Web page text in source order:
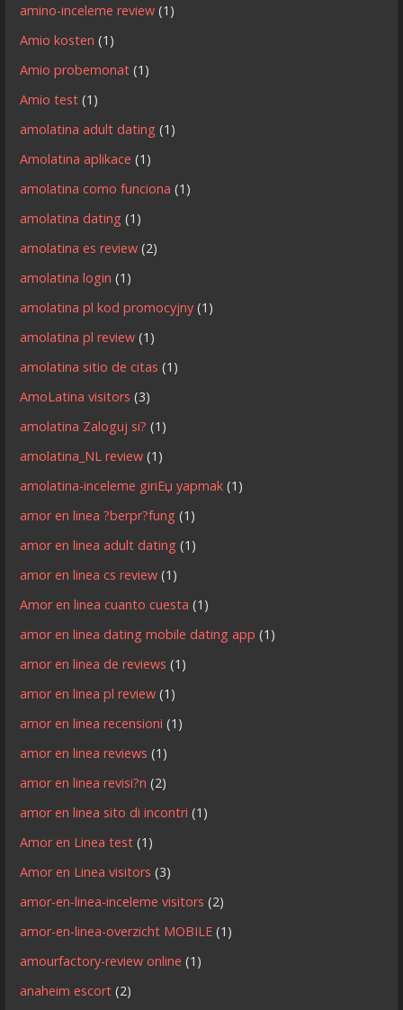
amino-inceleme review (1)
Amio kosten (1)
Amio probemonat (1)
Amio test (1)
amolatina adult dating (1)
Amolatina aplikace (1)
amolatina como funciona (1)
amolatina dating (1)
amolatina es review (2)
amolatina login (1)
amolatina pl kod promocyjny (1)
amolatina pl review (1)
amolatina sitio de citas (1)
AmoLatina visitors (3)
amolatina Zaloguj si? (1)
amolatina_NL review (1)
amolatina-inceleme giriЕџ yapmak (1)
amor en linea ?berpr?fung (1)
amor en linea adult dating (1)
amor en linea cs review (1)
Amor en linea cuanto cuesta (1)
amor en linea dating mobile dating app (1)
amor en linea de reviews (1)
amor en linea pl review (1)
amor en linea recensioni (1)
amor en linea reviews (1)
amor en linea revisi?n (2)
amor en linea sito di incontri (1)
Amor en Linea test (1)
Amor en Linea visitors (3)
amor-en-linea-inceleme visitors (2)
amor-en-linea-overzicht MOBILE (1)
amourfactory-review online (1)
anaheim escort (2)